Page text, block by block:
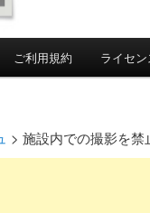
ご利用規約 ライセ
> 施設内での撮影を禁